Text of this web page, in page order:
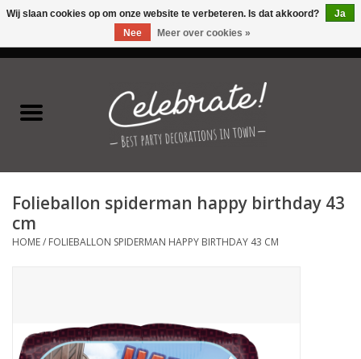
Latex ballonnen
Folie ballonnen
Verjaardag thema's
Kinderfeestjes
Folieballon spiderman happy birthday 43
cm
HOME/ FOLIEBALLON SPIDERMAN HAPPY BIRTHDAY 43 CM
Wij slaan cookies op om onze website te verbeteren. Is dat akkoord?
Ja
Nee
Meer over cookies »